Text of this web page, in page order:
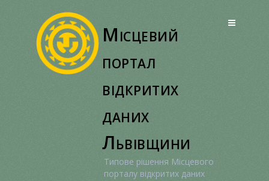
Місцевий
портал
відкритих
даних
Львівщини
Типове рішення Місцевого
порталу відкритих даних